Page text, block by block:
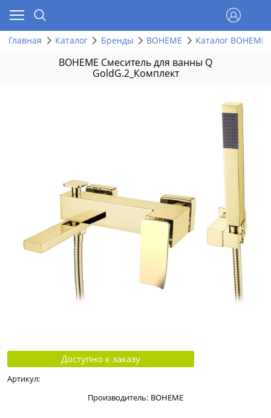
Главная Каталог Бренды BOHEME Каталог
BOHEME Смеситель для ванны Q
GoldG.2_Комплект
Доступно к заказу
Артикул:
Производитель: BOHEME